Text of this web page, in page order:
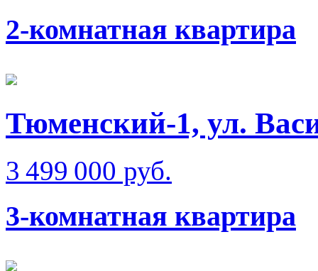
2-комнатная квартира
Тюменский-1, ул.
3 499 000 руб.
3-комнатная квартира